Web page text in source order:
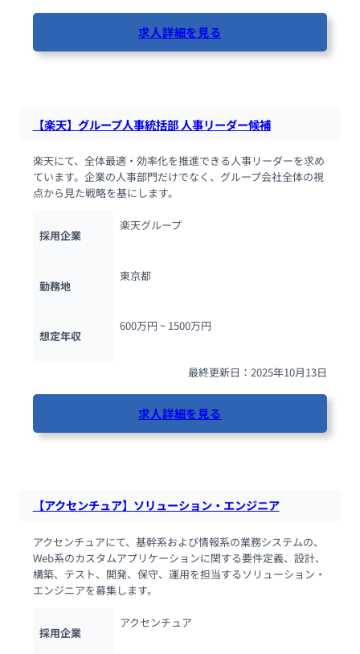
求人詳細を見る
【楽天】グループ人事統括部 人事リーダー候補
楽天にて、全体最適・効率化を推進できる人事リーダーを求め
ています。企業の人事部門だけでなく、グループ会社全体の視
点から見た戦略を基にします。
採用企業
楽天グループ
勤務地
東京都
想定年収
600万円 ~ 1500万円
最終更新日：2025年10月13日
求人詳細を見る
【アクセンチュア】ソリューション・エンジニア
アクセンチュアにて、基幹系および情報系の業務システムの、
Web系のカスタムアプリケーションに関する要件定義、設計、
構築、テスト、開発、保守、運用を担当するソリューション・
エンジニアを募集します。
採用企業
アクセンチュア